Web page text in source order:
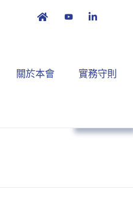
關於本會 實務守則